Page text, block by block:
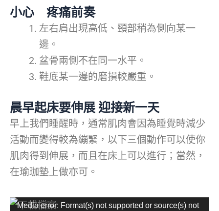
小心 疼痛前奏
左右肩出現高低、頸部稍為側向某一
邊。
盆骨兩側不在同一水平。
鞋底某一邊的磨損較嚴重。
晨早起床要伸展 迎接新一天
早上我們睡醒時，通常肌肉會因為睡覺時減少
活動而變得較為繃緊，以下三個動作可以使你
肌肉得到伸展，而且在床上可以進行；當然，
在瑜珈墊上做亦可。
視Media error: Format(s) not supported or source(s) not